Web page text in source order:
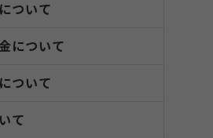
ついて
について
ついて
て